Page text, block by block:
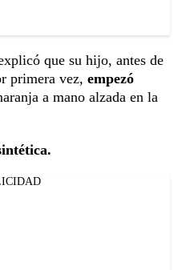
que su hijo, antes de
primera vez, empezó
a mano alzada en la